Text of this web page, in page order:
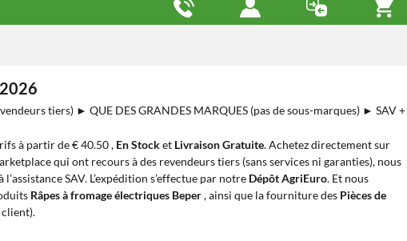
tiers) ► QUE DES GRANDES MARQUES (pas de sous-marques) ► SAV +
à partir de € 40.50 , En Stocket Livraison Gratuite. Achetez directement sur
qui ont recours à des revendeurs tiers (sans services ni garanties), nous
SAV. L’expédition s’effectue par notre Dépôt AgriEuro. Et nous
Râpes à fromage électriques Beper, ainsi que la fourniture des Pièces de